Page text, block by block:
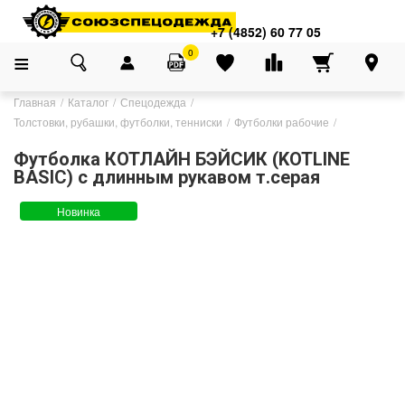
+7 (4852) 60 77 05
0
Главная Каталог
Спецодежда
Толстовки, рубашки, футболки, тенниски
Футболки рабочие
Футболка КОТЛАЙН БЭЙСИК (KOTLINE
BASIC) с длинным рукавом т.серая
Новинка